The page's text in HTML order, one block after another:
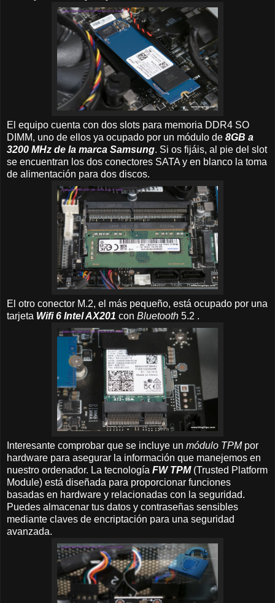
El equipo cuenta con dos slots para memoria DDR4 SO
DIMM, uno de ellos ya ocupado por un módulo de 8GB a
3200 MHz de la marca Samsung. Si os fijáis, al pie del slot
se encuentran los dos conectores SATA y en blanco la toma
de alimentación para dos discos.
El otro conector M.2, el más pequeño, está ocupado por una
tarjeta Wifi 6 Intel AX201 con Bluetooth 5.2 .
Interesante comprobar que se incluye un módulo TPMpor
hardware para asegurar la información que manejemos en
nuestro ordenador. La tecnología FW TPM(Trusted Platform
Module) está diseñada para proporcionar funciones
basadas en hardware y relacionadas con la seguridad.
Puedes almacenar tus datos y contraseñas sensibles
mediante claves de encriptación para una seguridad
avanzada.